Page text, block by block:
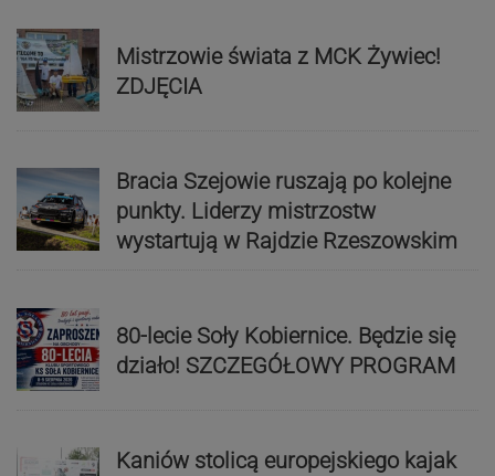
Mistrzowie świata z MCK Żywiec!
ZDJĘCIA
Bracia Szejowie ruszają po kolejne
punkty. Liderzy mistrzostw
wystartują w Rajdzie Rzeszowskim
80-lecie Soły Kobiernice. Będzie się
działo! SZCZEGÓŁOWY PROGRAM
Kaniów stolicą europejskiego kajak